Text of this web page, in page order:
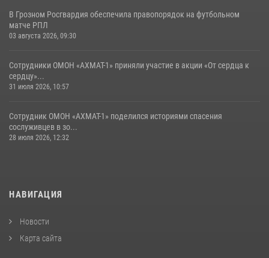
В Грозном Росгвардия обеспечила правопорядок на футбольном
матче РПЛ
03 августа 2026, 09:30
Сотрудники ОМОН «АХМАТ-1» приняли участие в акции «От сердца к
сердцу»...
31 июля 2026, 10:57
Сотрудник ОМОН «АХМАТ-1» поделился историями спасения
сослуживцев в зо...
28 июля 2026, 12:32
НАВИГАЦИЯ
Новости
Карта сайта